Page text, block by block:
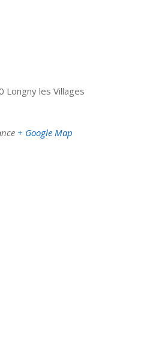
Longny les Villages
+ Google Map